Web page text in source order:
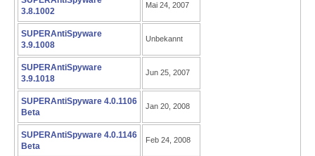
3.8.1002
Mai 24, 2007
SUPERAntiSpyware
3.9.1008
Unbekannt
SUPERAntiSpyware
3.9.1018
Jun 25, 2007
SUPERAntiSpyware 4.0.1106
Beta
Jan 20, 2008
SUPERAntiSpyware 4.0.1146
Beta
Feb 24, 2008